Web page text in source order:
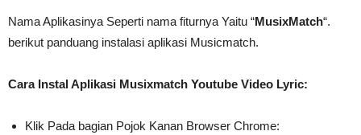
Nama Aplikasinya Seperti nama fiturnya Yaitu “MusixMatch“.
berikut panduang instalasi aplikasi Musicmatch.
Cara Instal Aplikasi Musixmatch Youtube Video Lyric:
Klik Pada bagian Pojok Kanan Browser Chrome: